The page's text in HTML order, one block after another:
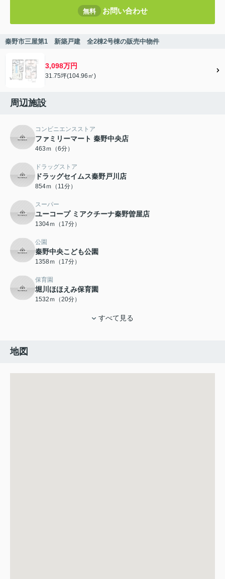
無料 お問い合わせ
秦野市三屋第1 新築戸建 全2棟2号棟の販売中物件
3,098万円
31.75坪(104.96㎡)
周辺施設
コンビニエンスストア
ファミリーマート 秦野中央店
463ｍ（6分）
ドラッグストア
ドラッグセイムス秦野戸川店
854ｍ（11分）
スーパー
ユーコープ ミアクチーナ秦野曽屋店
1304ｍ（17分）
公園
秦野中央こども公園
1358ｍ（17分）
保育園
堀川ほほえみ保育園
1532ｍ（20分）
すべて見る
地図